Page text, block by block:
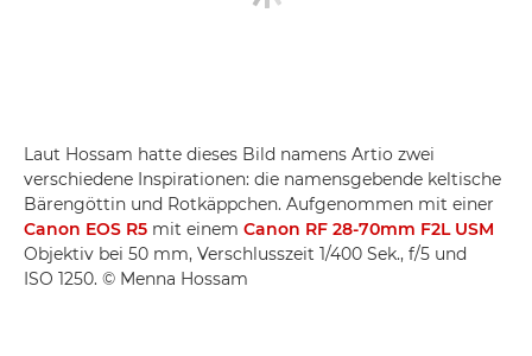
Laut Hossam hatte dieses Bild namens Artio zwei
verschiedene Inspirationen: die namensgebende keltische
Bärengöttin und Rotkäppchen. Aufgenommen mit einer
Canon EOS R5 mit einem Canon RF 28-70mm F2L USM
Objektiv bei 50 mm, Verschlusszeit 1/400 Sek., f/5 und
ISO 1250. © Menna Hossam